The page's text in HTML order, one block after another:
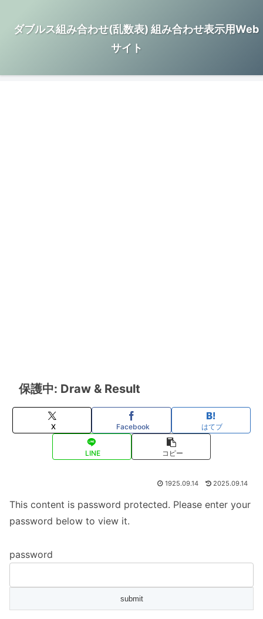
ダブルス組み合わせ(乱数表) 組み合わせ表示用Web
サイト
保護中: Draw & Result
X Facebook はてブ
LINE コピー
1925.09.14 2025.09.14
This content is password protected. Please enter your
password below to view it.
password